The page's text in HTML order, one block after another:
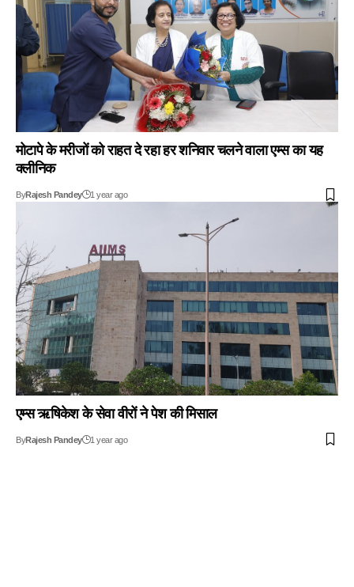
मोटापे के मरीजों को राहत दे रहा हर शनिवार चलने वाला एम्स का यह
क्लीनिक
ByRajesh Pandey 1 year ago
एम्स ऋषिकेश के सेवा वीरों ने पेश की मिसाल
ByRajesh Pandey 1 year ago